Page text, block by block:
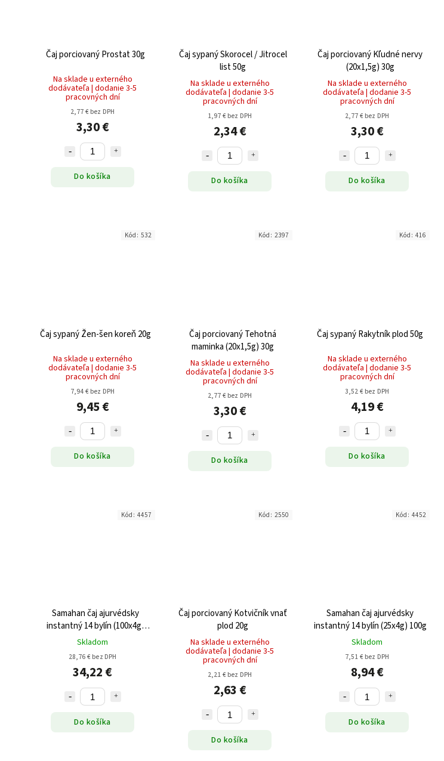
Čaj porciovaný Prostat 30g
Na sklade u externého
dodávateľa | dodanie 3-5
pracovných dní
2,77 € bez DPH
3,30 €
Do košíka
Čaj sypaný Skorocel / Jitrocel
list 50g
Na sklade u externého
dodávateľa | dodanie 3-5
pracovných dní
1,97 € bez DPH
2,34 €
Do košíka
Čaj porciovaný Kľudné nervy
(20x1,5g) 30g
Na sklade u externého
dodávateľa | dodanie 3-5
pracovných dní
2,77 € bez DPH
3,30 €
Do košíka
Čaj sypaný Žen-šen koreň 20g
Na sklade u externého
dodávateľa | dodanie 3-5
pracovných dní
7,94 € bez DPH
9,45 €
Do košíka
Kód: 532
Čaj porciovaný Tehotná
maminka (20x1,5g) 30g
Na sklade u externého
dodávateľa | dodanie 3-5
pracovných dní
2,77 € bez DPH
3,30 €
Do košíka
Kód: 2397
Čaj sypaný Rakytník plod 50g
Na sklade u externého
dodávateľa | dodanie 3-5
pracovných dní
3,52 € bez DPH
4,19 €
Do košíka
Kód: 416
Samahan čaj ajurvédsky
instantný 14 bylín (100x4g)
400g
Skladom
28,76 € bez DPH
34,22 €
Do košíka
Kód: 4457
Čaj porciovaný Kotvičník vnať
plod 20g
Na sklade u externého
dodávateľa | dodanie 3-5
pracovných dní
2,21 € bez DPH
2,63 €
Do košíka
Kód: 2550
Samahan čaj ajurvédsky
instantný 14 bylín (25x4g) 100g
Skladom
7,51 € bez DPH
8,94 €
Do košíka
Kód: 4452